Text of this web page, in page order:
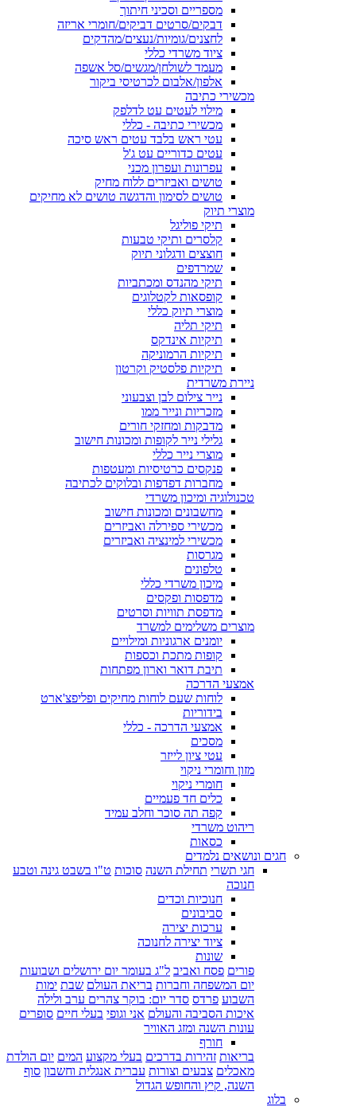
מספריים וסכיני חיתוך
דבקים/סרטים דביקים/חומרי אריזה
לחצנים/גומיות/נעצים/מהדקים
ציוד משרדי כללי
מעמד לשולחן/מגשים/סל אשפה
אלפון/אלבום לכרטיסי ביקור
מכשירי כתיבה
מילוי לעטים עט לדלפק
מכשירי כתיבה - כללי
עטי ראש בלבד עטים ראש סיכה
עטים כדוריים עט ג'ל
עפרונות ועפרון מכני
טושים ואביזרים ללוח מחיק
טושים לסימון והדגשה טושים לא מחיקים
מוצרי תיוק
תיקי פוליגל
קלסרים ותיקי טבעות
חוצצים ודגלוני תיוק
שמרדפים
תיקי מהנדס ומכתביות
קופסאות לקטלוגים
מוצרי תיוק כללי
תיקי תליה
תיקיות אינדקס
תיקיות הרמוניקה
תיקיות פלסטיק וקרטון
ניירת משרדית
נייר צילום לבן וצבעוני
מזכריות ונייר ממו
מדבקות ומחזקי חורים
גלילי נייר לקופות ומכונות חישוב
מוצרי נייר כללי
פנקסים כרטיסיות ומעטפות
מחברות דפדפות ובלוקים לכתיבה
טכנולוגיה ומיכון משרדי
מחשבונים ומכונות חישוב
מכשירי ספירלה ואביזרים
מכשירי למינציה ואביזרים
מגרסות
טלפונים
מיכון משרדי כללי
מדפסות ופקסים
מדפסת תוויות וסרטים
מוצרים משלימים למשרד
יומנים ארגוניות ומילויים
קופות מתכת וכספות
תיבת דואר וארון מפתחות
אמצעי הדרכה
לוחות שעם לוחות מחיקים ופליפצ'ארט
בידוריות
אמצעי הדרכה - כללי
מסכים
עטי ציון לייזר
מזון וחומרי ניקוי
חומרי ניקוי
כלים חד פעמיים
קפה תה סוכר וחלב עמיד
ריהוט משרדי
כסאות
חגים ונושאים נלמדים
חגי תשרי תחילת השנה סוכות ט"ו בשבט גינה וטבע
חנוכה
חנוכיות וכדים
סביבונים
ערכות יצירה
ציוד יצירה לחנוכה
שונות
פורים פסח ואביב ל"ג בעומר יום ירושלים ושבועות
יום המשפחה וחברות בריאת העולם שבת ימות
השבוע פרדס סדר יום: בוקר צהרים ערב ולילה
איכות הסביבה והעולם אני וגופי בעלי חיים סופרים
עונות השנה ומזג האוויר
חורף
בריאות זהירות בדרכים בעלי מקצוע המים יום הולדת
מאכלים צבעים וצורות עברית אנגלית וחשבון סוף
השנה, קיץ והחופש הגדול
בלוג